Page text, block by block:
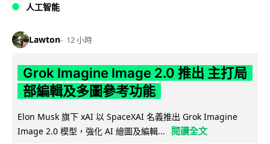
人工智能
Lawton 12 小時
Grok Imagine Image 2.0 推出 主打局
部編輯及多圖參考功能
Elon Musk 旗下 xAI 以 SpaceXAI 名義推出 Grok Imagine
Image 2.0 模型，強化 AI 繪圖及編輯...
閱讀全文